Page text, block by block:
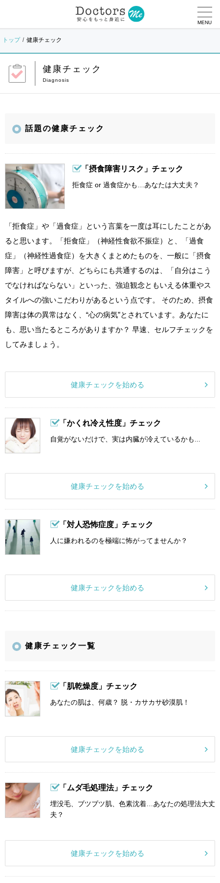
MENU
トップ 健康チェック
健康チェック
話題の健康チェック
「摂食障害リスク」チェック
拒食症 or 過食症かも…あなたは大丈夫？
「拒食症」や「過食症」という言葉を一度は耳にしたことがあ
ると思います。「拒食症」（神経性食欲不振症）と、「過食
症」（神経性過食症）を大きくまとめたものを、一般に「摂食
障害」と呼びますが、どちらにも共通するのは、「自分はこう
でなければならない」といった、強迫観念ともいえる体重やス
タイルへの強いこだわりがあるという点です。 そのため、摂食
障害は体の異常はなく、“心の病気”とされています。あなたに
も、思い当たるところがありますか？ 早速、セルフチェックを
してみましょう。
健康チェックを始める
「かくれ冷え性度」チェック
自覚がないだけで、実は内臓が冷えているかも...
健康チェックを始める
「対人恐怖症度」チェック
人に嫌われるのを極端に怖がってませんか？
健康チェックを始める
健康チェック一覧
「肌乾燥度」チェック
あなたの肌は、何歳？ 脱・カサカサ砂漠肌！
健康チェックを始める
「ムダ毛処理法」チェック
埋没毛、ブツブツ肌、色素沈着…あなたの処理法大丈
夫？
健康チェックを始める